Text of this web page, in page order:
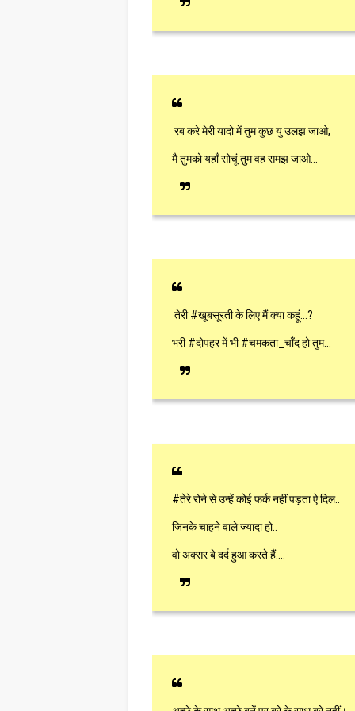
रब करे मेरी यादो में तुम कुछ यु उलझ जाओ,
मै तुमको यहाँ सोचूं तुम वह समझ जाओ...
तेरी #खूबसूरती के लिए मैं क्या कहूं...?
भरी #दोपहर में भी #चमकता_चाँद हो तुम...
#तेरे रोने से उन्हें कोई फर्क नहीं पड़ता ऐ दिल..
जिनके चाहने वाले ज्यादा हो..
वो अक्सर बे दर्द हुआ करते हैं....